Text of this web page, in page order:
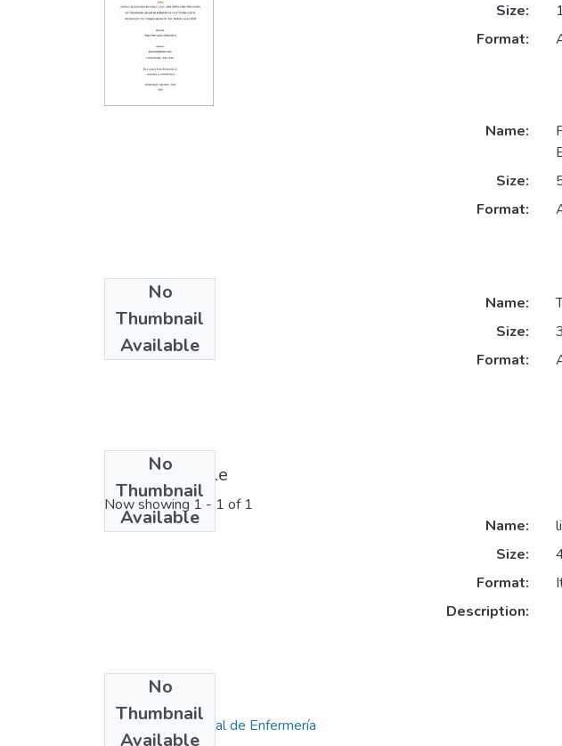
Size:
Format:
No
Thumbnail
Available
Name:
Size:
Format:
No
Thumbnail
Available
Name:
Size:
Format:
License bundle
Now showing 1 - 1 of 1
No
Thumbnail
Available
Name:
Size:
Format:
Description:
Collections
Escuela Profesional de Enfermería